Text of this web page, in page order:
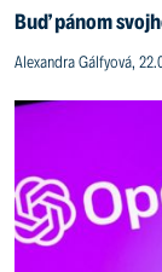
Buď pánom
Alexandra Gálfyová,